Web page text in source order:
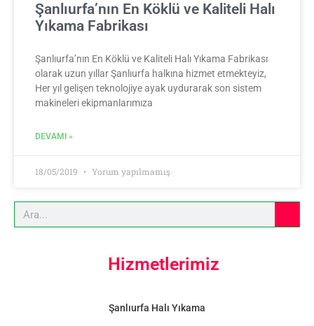
Şanlıurfa’nın En Köklü ve Kaliteli Halı
Yıkama Fabrikası
Şanlıurfa’nın En Köklü ve Kaliteli Halı Yıkama Fabrikası
olarak uzun yıllar Şanlıurfa halkına hizmet etmekteyiz,
Her yıl gelişen teknolojiye ayak uydurarak son sistem
makineleri ekipmanlarımıza
DEVAMI »
18/05/2019 Yorum yapılmamış
Hizmetlerimiz
Şanlıurfa Halı Yıkama